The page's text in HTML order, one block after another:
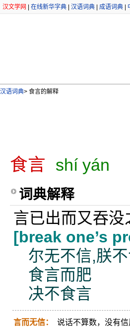
汉文学网 在线新华字典 汉语词典 成语词典
汉语词典> 食言的解释
食言 shí yán
词典解释
言已出而又吞
[break one’s
尔无不信,朕
食言而肥
决不食言
言而无信： 说话不算数，没有信